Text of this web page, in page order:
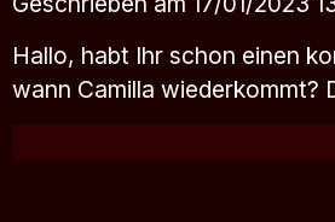
Hallo, habt Ihr schon einen
wann Camilla wiederkommt?